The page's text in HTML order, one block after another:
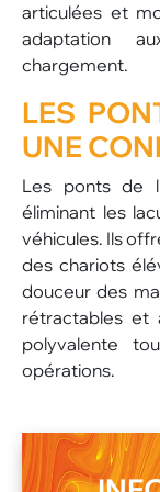
articulées et
adaptation
chargement.
LES
UNE
Les ponts de
éliminant les
véhicules. Ils
des chariots
douceur des
rétractables et
polyvalente
opérations.